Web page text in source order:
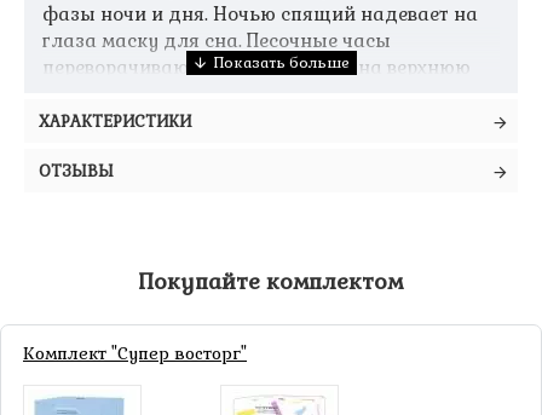
фазы ночи и дня. Ночью спящий надевает на
глаза маску для сна. Песочные часы
переворачиваются. Духи смотрят на верхнюю
Пока не истечет время, духи будут давать
кладется на желтую сторону поля, а если нет –
то на синюю. Затем духи начинают оглашать
ассоциации к слову на следующей карте в
колоде.
ПРОБУЖДЕНИЕ
ХАРАКТЕРИСТИКИ
ОТЗЫВЫ
Покупайте комплектом
Комплект "Супер восторг"